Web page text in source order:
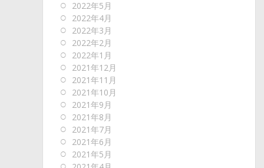
2022年5月
2022年4月
2022年3月
2022年2月
2022年1月
2021年12月
2021年11月
2021年10月
2021年9月
2021年8月
2021年7月
2021年6月
2021年5月